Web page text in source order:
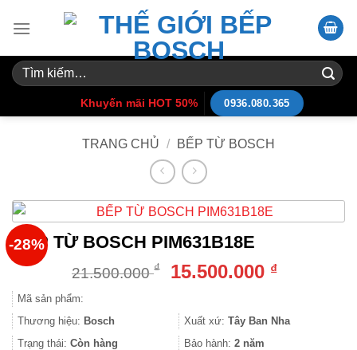
Tìm
kiếm:
Khuyến mãi HOT 50% 0936.080.365
TRANG CHỦ / BẾP TỪ BOSCH
-28%
BẾP TỪ BOSCH PIM631B18E
21.500.000₫
Giá
21.500.000 ₫.
15.500.000 ₫Giá
là:
Mã sản phẩm:
Thương hiệu: Bosch Xuất xứ: Tây Ban Nha
Trạng thái: Còn hàng Bảo hành: 2 năm